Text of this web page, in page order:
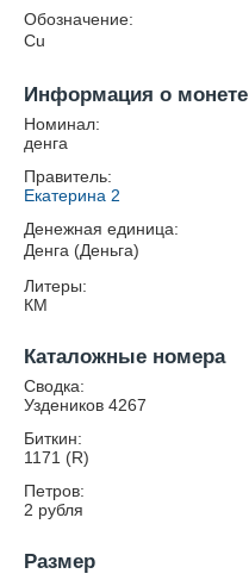
Обозначение:
Cu
Информация о монете
Номинал:
денга
Правитель:
Екатерина 2
Денежная единица:
Денга (Деньга)
Литеры:
КМ
Каталожные номера
Сводка:
Уздеников 4267
Биткин:
1171 (R)
Петров:
2 рубля
Размер